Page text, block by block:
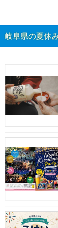
岐阜県の夏休